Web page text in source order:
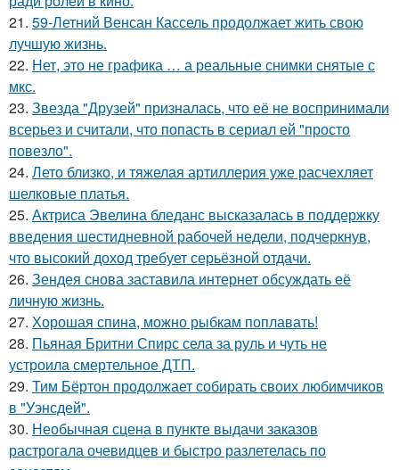
21. 59-Летний Венсан Кассель продолжает жить свою
лучшую жизнь.
22. Нет, это не графика … а реальные снимки снятые с
мкс.
23. Звезда "Друзей" призналась, что её не воспринимали
всерьез и считали, что попасть в сериал ей "просто
повезло".
24. Лето близко, и тяжелая артиллерия уже расчехляет
шелковые платья.
25. Актриса Эвелина бледанс высказалась в поддержку
введения шестидневной рабочей недели, подчеркнув,
что высокий доход требует серьёзной отдачи.
26. Зендея снова заставила интернет обсуждать её
личную жизнь.
27. Хорошая спина, можно рыбкам поплавать!
28. Пьяная Бритни Спирс села за руль и чуть не
устроила смертельное ДТП.
29. Тим Бёртон продолжает собирать своих любимчиков
в "Уэнсдей".
30. Необычная сцена в пункте выдачи заказов
растрогала очевидцев и быстро разлетелась по